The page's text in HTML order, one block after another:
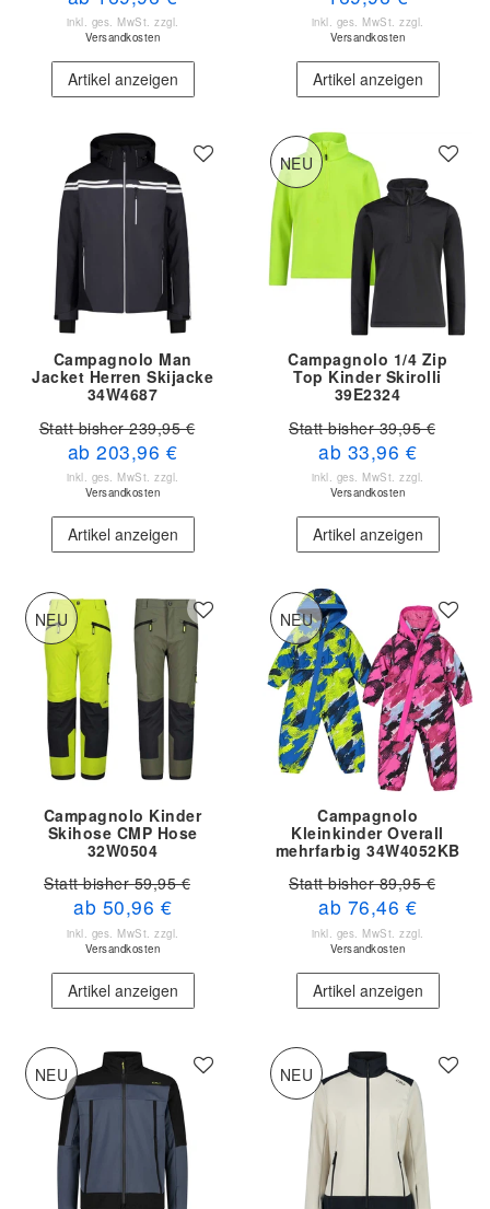
inkl. ges. MwSt. zzgl.
Versandkosten
Artikel anzeigen
inkl. ges. MwSt. zzgl.
Versandkosten
Artikel anzeigen
Campagnolo Man
Jacket Herren Skijacke
34W4687
Statt bisher 239,95 €
ab 203,96 €
inkl. ges. MwSt. zzgl.
Versandkosten
Artikel anzeigen
NEU
Campagnolo 1/4 Zip
Top Kinder Skirolli
39E2324
Statt bisher 39,95 €
ab 33,96 €
inkl. ges. MwSt. zzgl.
Versandkosten
Artikel anzeigen
NEU
Campagnolo Kinder
Skihose CMP Hose
32W0504
Statt bisher 59,95 €
ab 50,96 €
inkl. ges. MwSt. zzgl.
Versandkosten
Artikel anzeigen
NEU
Campagnolo
Kleinkinder Overall
mehrfarbig 34W4052KB
Statt bisher 89,95 €
ab 76,46 €
inkl. ges. MwSt. zzgl.
Versandkosten
Artikel anzeigen
NEU NEU